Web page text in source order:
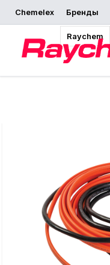
Chemelex Бренды
Raychem
запросить
Обзор